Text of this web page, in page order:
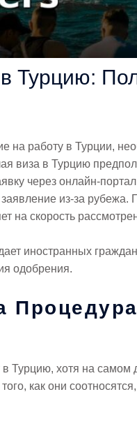
Турцию:
на работу в Турции,
виза в Турцию
через онлайн-
заявление из-за
на скорость
иностранных
одобрения.
Турцию, хотя на
как они